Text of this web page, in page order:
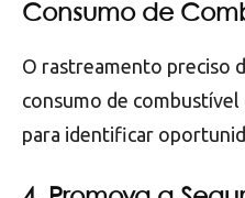
Consumo de
O rastreamento preciso
consumo de
para identificar